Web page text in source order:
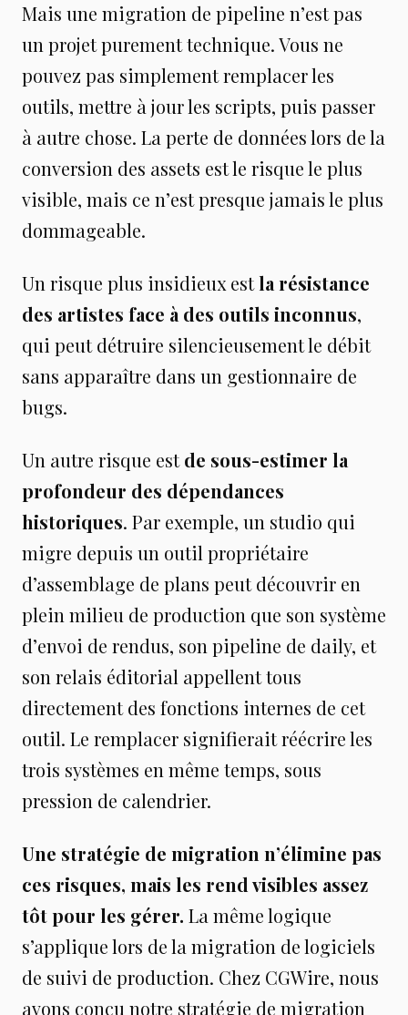
Mais une migration de pipeline n’est pas
un projet purement technique. Vous ne
pouvez pas simplement remplacer les
outils, mettre à jour les scripts, puis passer
à autre chose. La perte de données lors de la
conversion des assets est le risque le plus
visible, mais ce n’est presque jamais le plus
dommageable.
Un risque plus insidieux estla résistance
des artistes face à des outils inconnus,
qui peut détruire silencieusement le débit
sans apparaître dans un gestionnaire de
bugs.
Un autre risque estde sous-estimer la
profondeur des dépendances
historiques. Par exemple, un studio qui
migre depuis un outil propriétaire
d’assemblage de plans peut découvrir en
plein milieu de production que son système
d’envoi de rendus, son pipeline de daily, et
son relais éditorial appellent tous
directement des fonctions internes de cet
outil. Le remplacer signifierait réécrire les
trois systèmes en même temps, sous
pression de calendrier.
Une stratégie de migration n’élimine pas
ces risques, mais les rend visibles assez
tôt pour les gérer. La même logique
s’applique lors de la migration de logiciels
de suivi de production. Chez CGWire, nous
avons conçu notre stratégie de migration